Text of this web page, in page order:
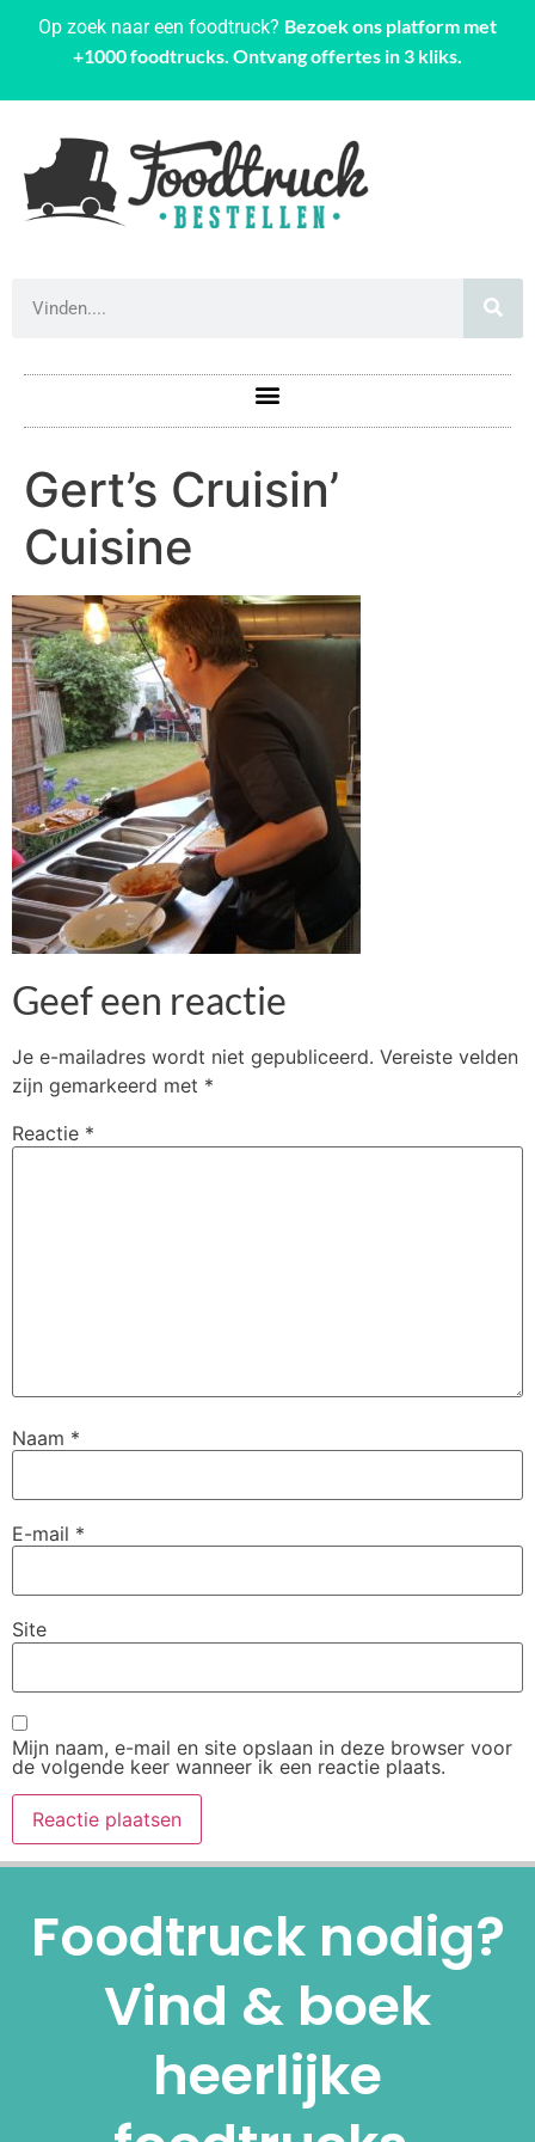
Op zoek naar een foodtruck? Bezoek ons platform met
+1000 foodtrucks. Ontvang offertes in 3 kliks.
Gert’s Cruisin’
Cuisine
Geef een reactie
Je e-mailadres wordt niet gepubliceerd. Vereiste velden
zijn gemarkeerd met *
Reactie *
Naam *
E-mail *
Site
Mijn naam, e-mail en site opslaan in deze browser voor
de volgende keer wanneer ik een reactie plaats.
Foodtruck nodig?
Vind & boek
heerlijke